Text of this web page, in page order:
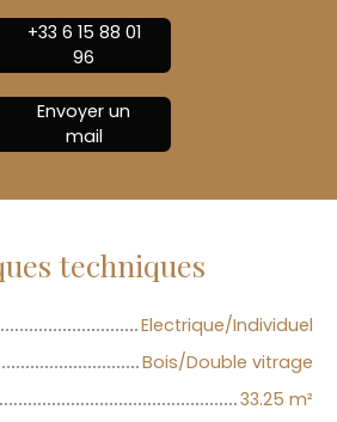
+33 6 15 88 01
96
Envoyer un
mail
techniques
Electrique/Individuel
Bois/Double vitrage
33.25 m²